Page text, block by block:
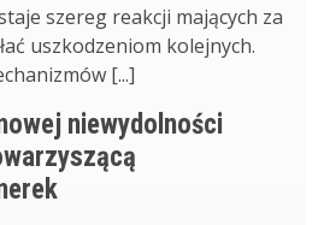
szereg reakcji mających za
uszkodzeniom kolejnych.
[...]
niewydolności